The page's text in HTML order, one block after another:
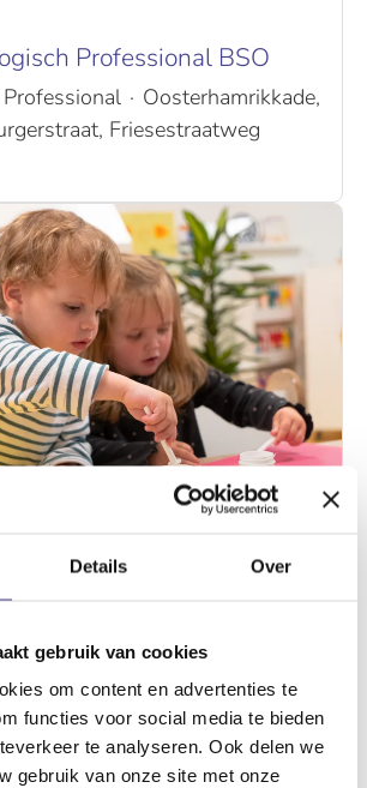
Details Over
gebruik van cookies
om content en advertenties te
functies voor social media te bieden
te analyseren. Ook delen we
gebruik van onze site met onze
Professional BSO
· Oosterhamrikkade,
Friesestraatweg
Professional